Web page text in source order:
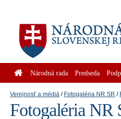
Národná rada Predseda
Verejnosť a médiá Fotogaléria NR SR
Fotogaléria NR